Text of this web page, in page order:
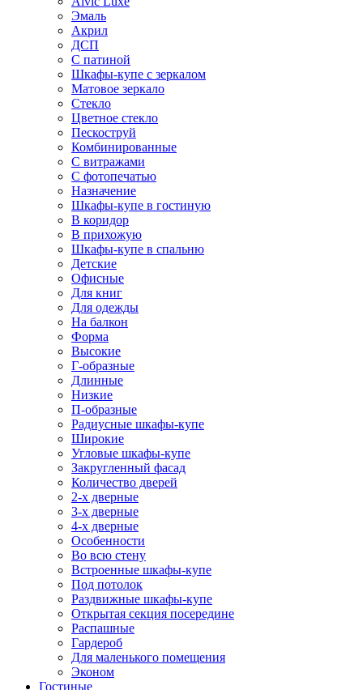
Эмаль
Акрил
ДСП
С патиной
Шкафы-купе с зеркалом
Матовое зеркало
Стекло
Цветное стекло
Пескоструй
Комбинированные
С витражами
С фотопечатью
Назначение
Шкафы-купе в гостиную
В коридор
В прихожую
Шкафы-купе в спальню
Детские
Офисные
Для книг
Для одежды
На балкон
Форма
Высокие
Г-образные
Длинные
Низкие
П-образные
Радиусные шкафы-купе
Широкие
Угловые шкафы-купе
Закругленный фасад
Количество дверей
2-х дверные
3-х дверные
4-х дверные
Особенности
Во всю стену
Встроенные шкафы-купе
Под потолок
Раздвижные шкафы-купе
Открытая секция посередине
Распашные
Гардероб
Для маленького помещения
Эконом
Гостиные